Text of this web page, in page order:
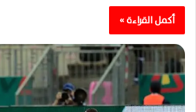
أكمل القراءة »